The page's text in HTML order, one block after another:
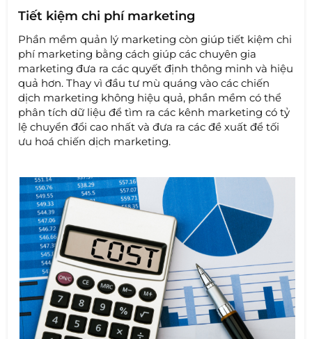
Tiết kiệm chi phí marketing
Phần mềm quản lý marketing còn giúp tiết kiệm chi
phí marketing bằng cách giúp các chuyên gia
marketing đưa ra các quyết định thông minh và hiệu
quả hơn. Thay vì đầu tư mù quáng vào các chiến
dịch marketing không hiệu quả, phần mềm có thể
phân tích dữ liệu để tìm ra các kênh marketing có tỷ
lệ chuyển đổi cao nhất và đưa ra các đề xuất để tối
ưu hoá chiến dịch marketing.